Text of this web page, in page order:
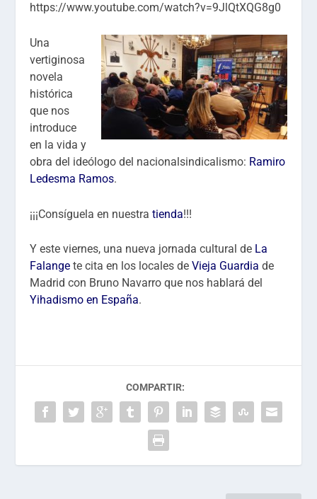
https://www.youtube.com/watch?v=9JlQtXQG8g0
Una
vertiginosa
novela
histórica
que nos
introduce
en la vida y
obra del ideólogo del nacionalsindicalismo: Ramiro
Ledesma Ramos.
¡¡¡Consíguela en nuestratienda!!!
Y este viernes, una nueva jornada cultural de La
Falange te cita en los locales deVieja Guardia de
Madrid con Bruno Navarro que nos hablará del
Yihadismo en España.
COMPARTIR: